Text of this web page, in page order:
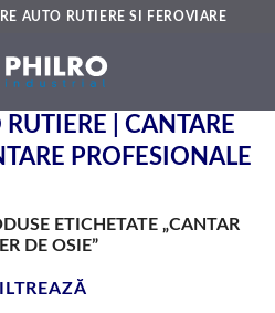
AUTO RUTIERE SI FEROVIARE
| CANTARE
PROFESIONALE
ETICHETATE „CANTAR
DE OSIE”